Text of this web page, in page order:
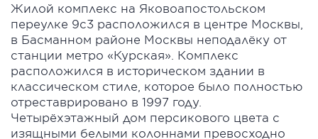
Жилой комплекс на Яковоапостольском
переулке 9с3 расположился в центре Москвы,
в Басманном районе Москвы неподалёку от
станции метро «Курская». Комплекс
расположился в историческом здании в
классическом стиле, которое было полностью
отреставрировано в 1997 году.
Четырёхэтажный дом персикового цвета с
изящными белыми колоннами превосходно